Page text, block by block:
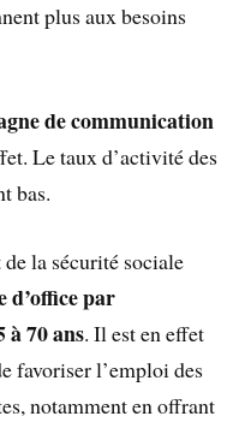
plus aux besoins
de communication
Le taux d’activité des
bas.
la sécurité sociale
d’office par
à 70 ans. Il est en effet
favoriser l’emploi des
notamment en offrant